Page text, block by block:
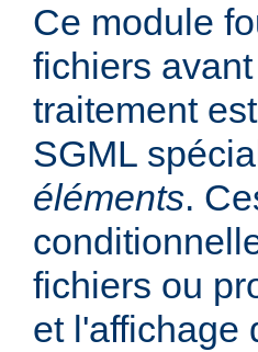
Ce module
fichiers
traitement
SGML
éléments.
fichiers ou
et l'affichage